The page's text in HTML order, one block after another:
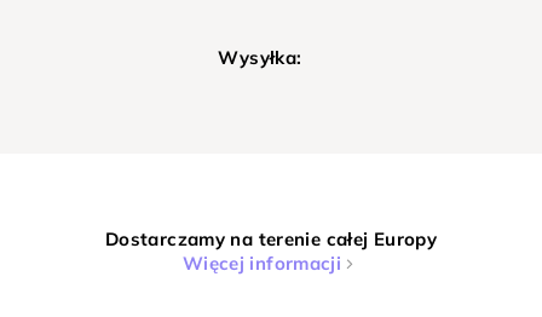
Wysyłka:
Dostarczamy na terenie całej Europy
Więcej informacji